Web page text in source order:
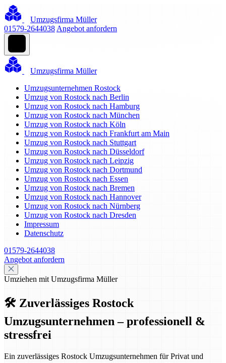
Umzugsfirma Müller
01579-2644038 Angebot anfordern
Umzugsfirma Müller
Umzugsunternehmen Rostock
Umzug von Rostock nach Berlin
Umzug von Rostock nach Hamburg
Umzug von Rostock nach München
Umzug von Rostock nach Köln
Umzug von Rostock nach Frankfurt am Main
Umzug von Rostock nach Stuttgart
Umzug von Rostock nach Düsseldorf
Umzug von Rostock nach Leipzig
Umzug von Rostock nach Dortmund
Umzug von Rostock nach Essen
Umzug von Rostock nach Bremen
Umzug von Rostock nach Hannover
Umzug von Rostock nach Nürnberg
Umzug von Rostock nach Dresden
Impressum
Datenschutz
01579-2644038
Angebot anfordern
Umziehen mit Umzugsfirma Müller
🛠️ Zuverlässiges Rostock
Umzugsunternehmen – professionell &
stressfrei
Ein zuverlässiges Rostock Umzugsunternehmen für Privat und